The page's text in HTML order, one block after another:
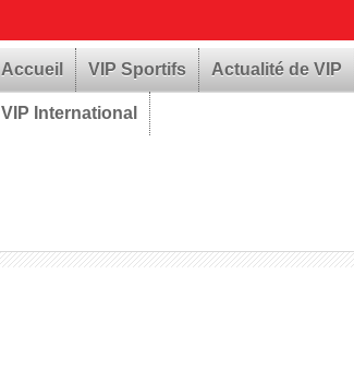
Accueil VIP Sportifs Actualité de VIP
VIP International